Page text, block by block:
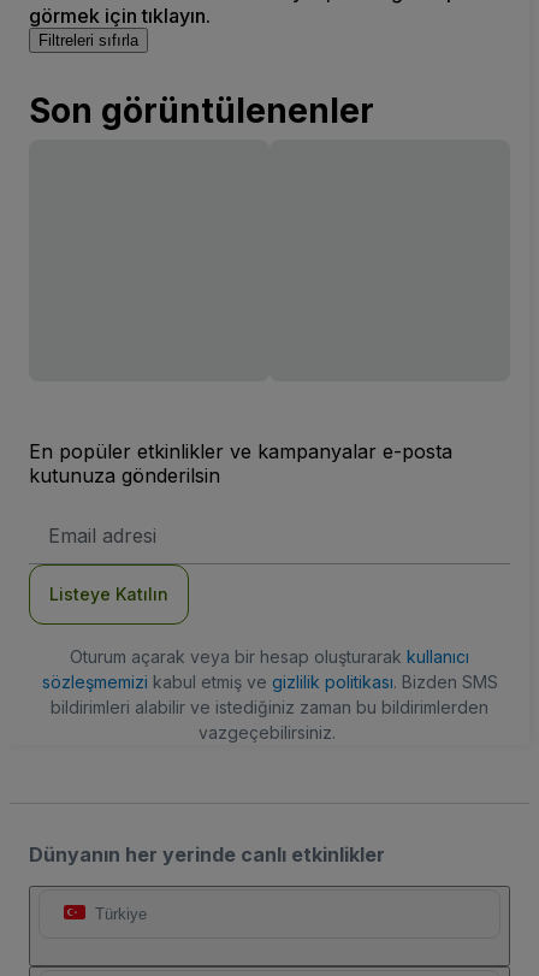
görmek için tıklayın.
Filtreleri sıfırla
Son görüntülenenler
En popüler etkinlikler ve kampanyalar e-posta
kutunuza gönderilsin
posta
Listeye Katılın
Oturum açarak veya bir hesap oluşturarak kullanıcı
sözleşmemizi kabul etmiş ve gizlilik politikası. Bizden SMS
bildirimleri alabilir ve istediğiniz zaman bu bildirimlerden
vazgeçebilirsiniz.
Dünyanın her yerinde canlı etkinlikler
Türkiye